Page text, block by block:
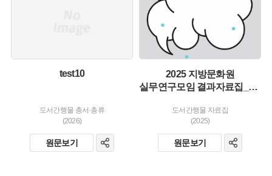
test10
도서간행물 총서·총류
(2026)
원문보기
2025 지방문화원
실무연구모임 결과자료집_목소리들, 지방문화원을 말하다
도서간행물 자료집
(2025)
원문보기